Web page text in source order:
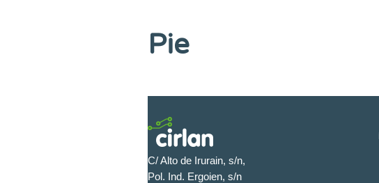
Pie
C/ Alto de Irurain, s/n,
Pol. Ind. Ergoien, s/n